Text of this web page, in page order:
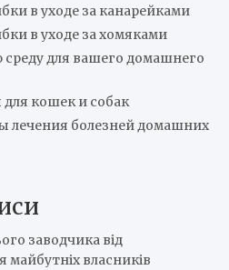
в уходе за канарейками
в уходе за хомяками
среду для вашего домашнего
кошек и собак
лечения болезней домашних
заводчика від
майбутніх власників